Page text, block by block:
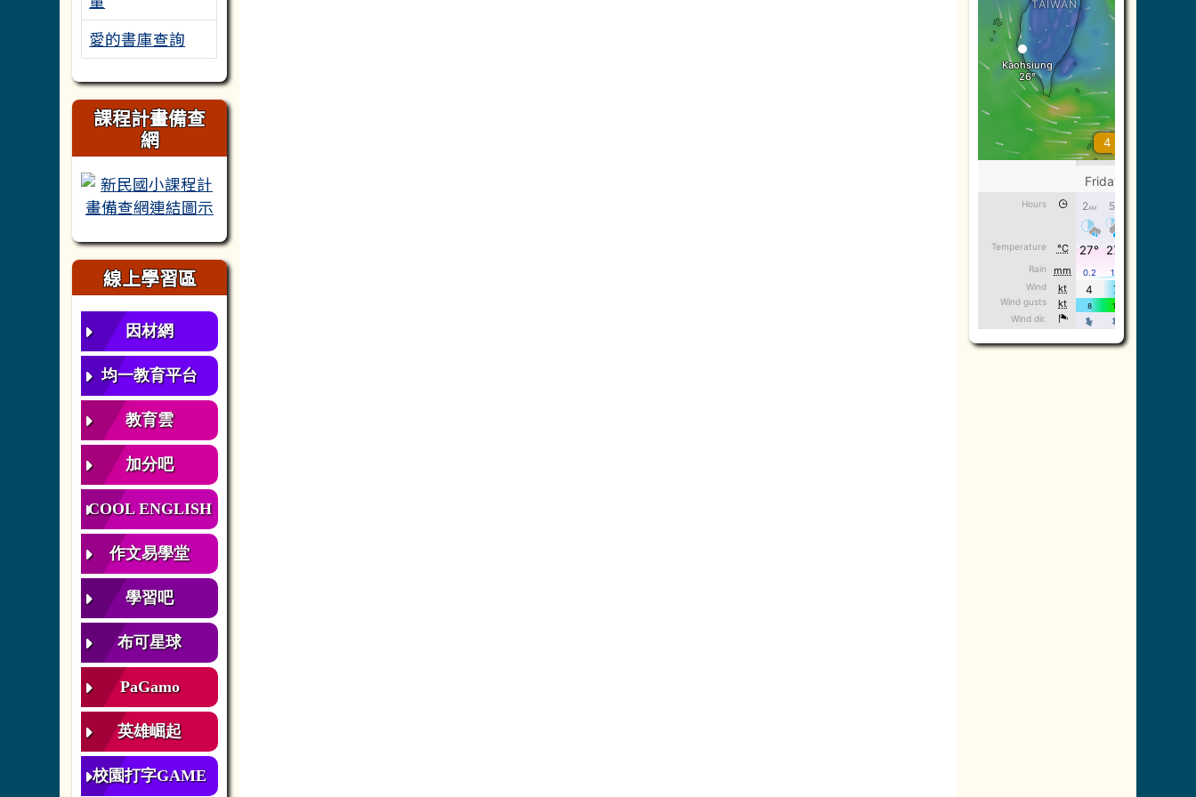
愛的書庫查詢
課程計畫備查
網
線上學習區
因材網
均一教育平台
教育雲
加分吧
COOL ENGLISH
作文易學堂
學習吧
布可星球
PaGamo
英雄崛起
校園打字GAME